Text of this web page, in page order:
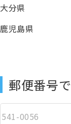
大分県
鹿児島県
郵便番号